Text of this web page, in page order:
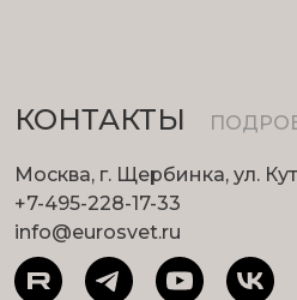
КОНТАКТЫ
Москва, г. Щербинка, ул.
+7-495-228-17-33
info@eurosvet.ru